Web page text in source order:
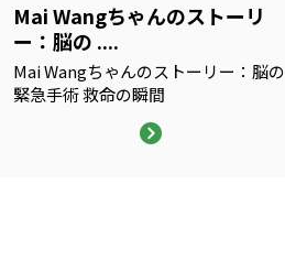
Mai Wangちゃんのストーリ
ー：脳の ....
Mai Wangちゃんのストーリー：脳の
緊急手術 救命の瞬間